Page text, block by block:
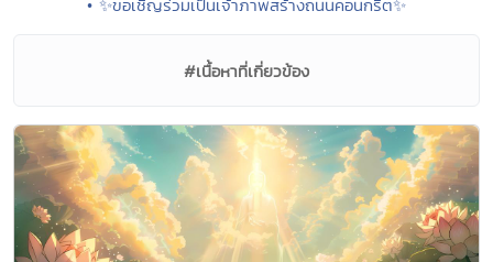
• ✨ขอเชิญร่วมเป็นเจ้าภาพสร้างถนนคอนกรีต✨
#เนื้อหาที่เกี่ยวข้อง